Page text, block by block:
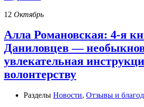
12 Октябрь
Алла Романовская: 4-я
Даниловцев —
увлекательная
волонтерству
Разделы Новости, Отзывы и